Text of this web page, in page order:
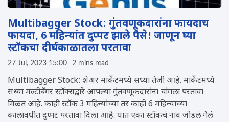
Multibagger Stock: गुंतवणूकदारांना फायदाच
फायदा, 6 महिन्यांत दुप्पट झाले पैसे! जाणून घ्या
स्टॉकचा दीर्घकाळातला परतावा
27 Jul, 2023 15:00 2 mins read
Multibagger Stock: शेअर मार्केटमध्ये सध्या तेजी आहे. मार्केटमध्ये
सध्या मल्टीबॅगर स्टॉक्सद्वारे आपल्या गुंतवणूकदारांना चांगला परतावा
मिळत आहे. काही स्टॉक 3 महिन्यांच्या तर काही 6 महिन्यांच्या
कालावधीत दुप्पट परतावा दिला आहे. यात एका स्टॉकचं नाव जोडलं गेलं